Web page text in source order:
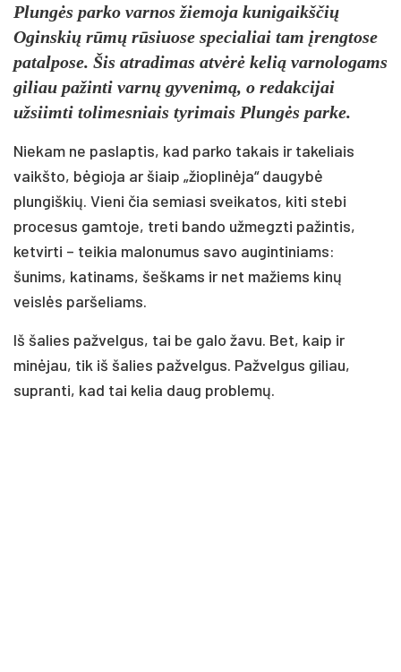
Plungės parko varnos žiemoja kunigaikščių
Oginskių rūmų rūsiuose specialiai tam įrengtose
patalpose. Šis atradimas atvėrė kelią varnologams
giliau pažinti varnų gyvenimą, o redakcijai
užsiimti tolimesniais tyrimais Plungės parke.
Niekam ne paslaptis, kad parko takais ir takeliais
vaikšto, bėgioja ar šiaip „žioplinėja“ daugybė
plungiškių. Vieni čia semiasi sveikatos, kiti stebi
procesus gamtoje, treti bando užmegzti pažintis,
ketvirti – teikia malonumus savo augintiniams:
šunims, katinams, šeškams ir net mažiems kinų
veislės paršeliams.
Iš šalies pažvelgus, tai be galo žavu. Bet, kaip ir
minėjau, tik iš šalies pažvelgus. Pažvelgus giliau,
supranti, kad tai kelia daug problemų.